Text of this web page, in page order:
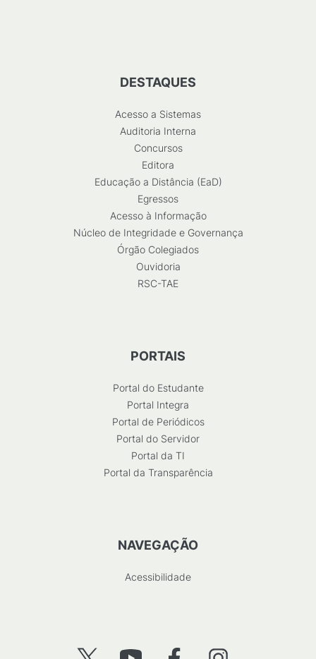
DESTAQUES
Acesso a Sistemas
Auditoria Interna
Concursos
Editora
Educação a Distância (EaD)
Egressos
Acesso à Informação
Núcleo de Integridade e Governança
Órgão Colegiados
Ouvidoria
RSC-TAE
PORTAIS
Portal do Estudante
Portal Integra
Portal de Periódicos
Portal do Servidor
Portal da TI
Portal da Transparência
NAVEGAÇÃO
Acessibilidade